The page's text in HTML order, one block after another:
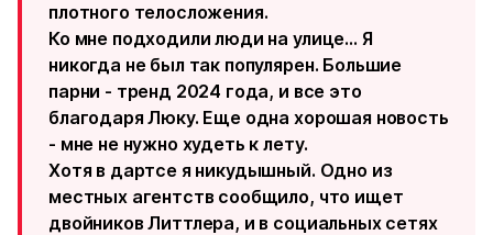
плотного телосложения.
Ко мне подходили люди на улице... Я
никогда не был так популярен. Большие
парни - тренд 2024 года, и все это
благодаря Люку. Еще одна хорошая новость
- мне не нужно худеть к лету.
Хотя в дартсе я никудышный. Одно из
местных агентств сообщило, что ищет
двойников Литтлера, и в социальных сетях